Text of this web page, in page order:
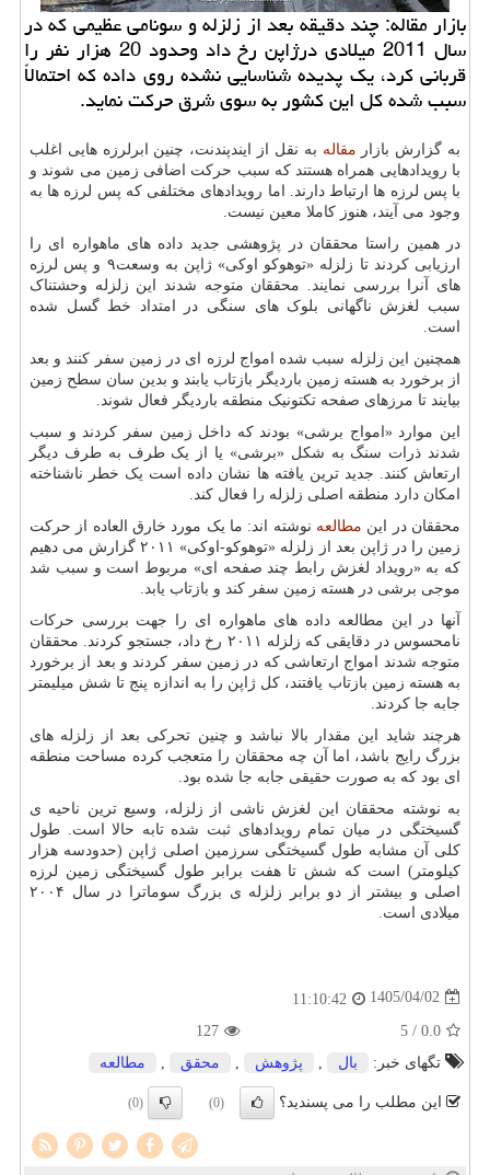
بازار مقاله: چند دقیقه بعد از زلزله و سونامی عظیمی که در
سال 2011 میلادی درژاپن رخ داد وحدود 20 هزار نفر را
قربانی کرد، یک پدیده شناسایی نشده روی داده که احتمالاً
سبب شده کل این کشور به سوی شرق حرکت نماید.
به گزارش بازار مقاله به نقل از ایندپندنت، چنین ابرلرزه هایی اغلب
با رویدادهایی همراه هستند که سبب حرکت اضافی زمین می شوند و
با پس لرزه ها ارتباط دارند. اما رویدادهای مختلفی که پس لرزه ها به
وجود می آیند، هنوز کاملا معین نیست.
در همین راستا محققان در پژوهشی جدید داده های ماهواره ای را
ارزیابی کردند تا زلزله «توهوکو اوکی» ژاپن به وسعت۹ و پس لرزه
های آنرا بررسی نمایند. محققان متوجه شدند این زلزله وحشتناک
سبب لغزش ناگهانی بلوک های سنگی در امتداد خط گسل شده
است.
همچنین این زلزله سبب شده امواج لرزه ای در زمین سفر کنند و بعد
از برخورد به هسته زمین باردیگر بازتاب یابند و بدین سان سطح زمین
بیایند تا مرزهای صفحه تکتونیک منطقه باردیگر فعال شوند.
این موارد «امواج برشی» بودند که داخل زمین سفر کردند و سبب
شدند ذرات سنگ به شکل «برشی» یا از یک طرف به طرف دیگر
ارتعاش کنند. جدید ترین یافته ها نشان داده است یک خطر ناشناخته
امکان دارد منطقه اصلی زلزله را فعال کند.
محققان در این مطالعه نوشته اند: ما یک مورد خارق العاده از حرکت
زمین را در ژاپن بعد از زلزله «توهوکو-اوکی» ۲۰۱۱ گزارش می دهیم
که به «رویداد لغزش رابط چند صفحه ای» مربوط است و سبب شد
موجی برشی در هسته زمین سفر کند و بازتاب یابد.
آنها در این مطالعه داده های ماهواره ای را جهت بررسی حرکات
نامحسوس در دقایقی که زلزله ۲۰۱۱ رخ داد، جستجو کردند. محققان
متوجه شدند امواج ارتعاشی که در زمین سفر کردند و بعد از برخورد
به هسته زمین بازتاب یافتند، کل ژاپن را به اندازه پنج تا شش میلیمتر
جابه جا کردند.
هرچند شاید این مقدار بالا نباشد و چنین تحرکی بعد از زلزله های
بزرگ رایج باشد، اما آن چه محققان را متعجب کرده مساحت منطقه
ای بود که به صورت حقیقی جابه جا شده بود.
به نوشته محققان این لغزش ناشی از زلزله، وسیع ترین ناحیه ی
گسیختگی در میان تمام رویدادهای ثبت شده تابه حالا است. طول
کلی آن مشابه طول گسیختگی سرزمین اصلی ژاپن (حدودسه هزار
کیلومتر) است که شش تا هفت برابر طول گسیختگی زمین لرزه
اصلی و بیشتر از دو برابر زلزله ی بزرگ سوماترا در سال ۲۰۰۴
میلادی است.
1405/04/02
11:10:42
0.0
/ 5
127
تگهای خبر:
بال پژوهش محقق مطالعه
این مطلب را می پسندید؟ (0)
(0)